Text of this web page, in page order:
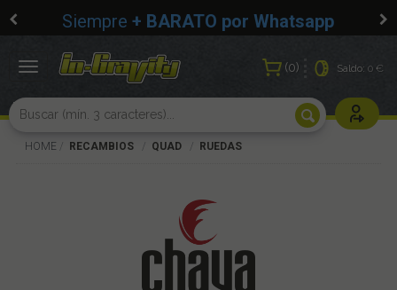
Siempre + BARATO por Whatsapp
0 Saldo:0 €
Usuarios
Toggle
HOME RECAMBIOS QUAD RUEDAS